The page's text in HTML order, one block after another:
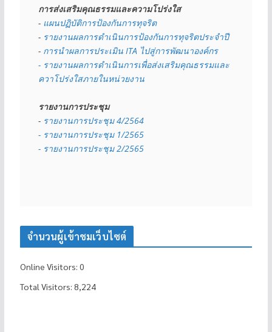
การส่งเสริมคุณธรรมและความโปร่งใส
- แผนปฏิบัติการป้องกันการทุจริต
- รายงานผลการดำเนินการป้องกันการทุจริตประจำปี
- การนำผลการประเมิน ITA ไปสู่การพัฒนาองค์กร
- รายงานผลการดำเนินการเพื่อส่งเสริมคุณธรรมและ
ควาโปร่งใสภายในหน่วยงาน
รายงานการประชุม
- รายงานการประชุม 4/2564
- รายงานการประชุม 1/2565
- รายงานการประชุม 2/2565
จำนวนผู้เข้าชมเว็บไซต์
Online Visitors: 0
Total Visitors: 8,224